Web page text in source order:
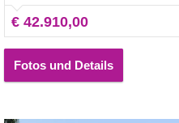
Arbeitsbereich oder als
Schlafzimmer genutzt werden
sonnige Tage im Haus genießen,
auch ein Schritt hinaus auf die
€ 42.910,00
Fotos und Details